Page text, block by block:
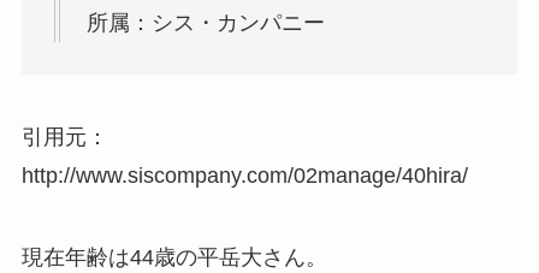
所属：シス・カンパニー
引用元：
http://www.siscompany.com/02manage/40hira/
現在年齢は44歳の平岳大さん。